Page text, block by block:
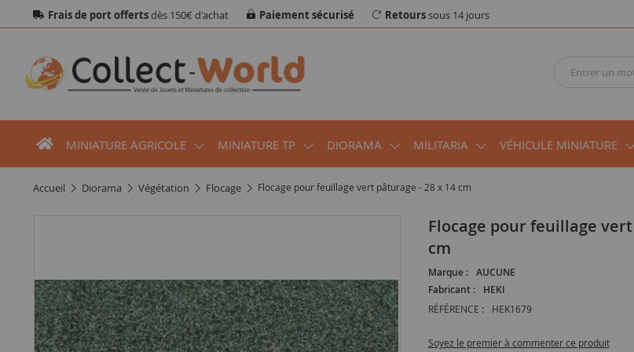
Frais de port offertsdès 150€ d'achat Paiement sécurisé Retourssous 14 jours
MINIATURE AGRICOLE MINIATURE TP DIORAMA MILITARIA VÉHICULE MINIATURE
accueil diorama végétation flocage Flocage pour feuillage vert pâturage - 28 x 14 cm
Flocage pour feuillage vert pâturage - 28 x 14
cm
Marque :
AUCUNE
Fabricant :
HEKI
RÉFÉRENCE : HEK1679
Soyez le premier à commenter ce produit